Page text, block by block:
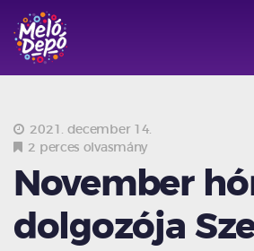
2021. december 14.
2 perces olvasmány
November
dolgozója